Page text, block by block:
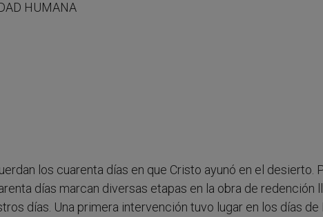
HUMANA
los cuarenta días en que Cristo ayunó en el desierto.
días marcan diversas etapas en la obra de redención
días. Una primera intervención tuvo lugar en los días de